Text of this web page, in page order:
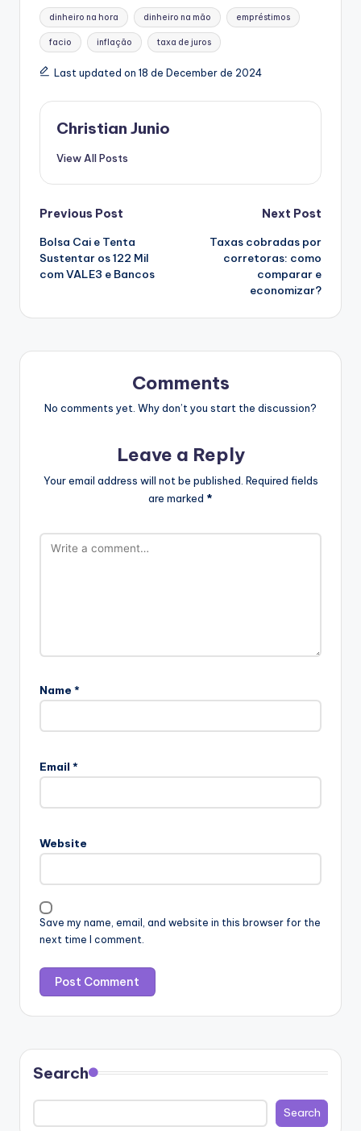
Tags:
dinheiro na hora dinheiro na mão empréstimos
facio inflação taxa de juros
Last updated on 18 de December de 2024
Christian Junio
View All Posts
Post
navigation
Previous Post
Bolsa Cai e Tenta
Sustentar os 122 Mil
com VALE3 e Bancos
Next Post
Taxas cobradas por
corretoras: como
comparar e
economizar?
Comments
No comments yet. Why don’t you start the discussion?
Leave a Reply
Your email address will not be published. Required fields
are marked *
Name *
Email *
Website
Save my name, email, and website in this browser for the
next time I comment.
Search
Search